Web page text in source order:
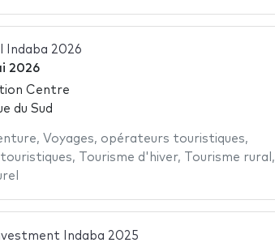
Indaba 2026
2026
Centre
du Sud
, Voyages, opérateurs touristiques,
, Tourisme d'hiver, Tourisme rural ,
Indaba 2025